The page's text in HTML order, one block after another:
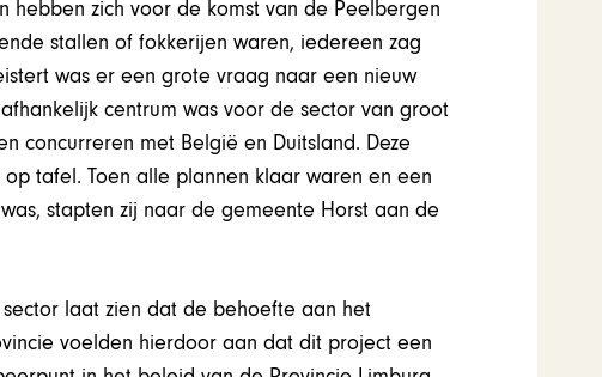
hebben zich voor de komst van de Peelbergen
stallen of fokkerijen waren, iedereen zag
was er een grote vraag naar een nieuw
centrum was voor de sector van groot
concurreren met België en Duitsland. Deze
tafel. Toen alle plannen klaar waren en een
stapten zij naar de gemeente Horst aan de
laat zien dat de behoefte aan het
voelden hierdoor aan dat dit project een